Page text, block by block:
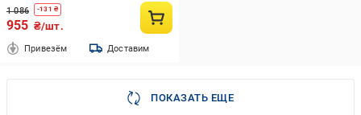
1 086 -131 ₴
955 ₴/шт.
Привезём Доставим
ПОКАЗАТЬ ЕЩЕ